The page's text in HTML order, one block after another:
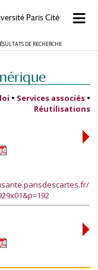
Paris Cité
DE RECHERCHE
• Services associés •
Réutilisations